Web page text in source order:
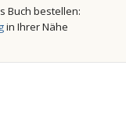
Buch bestellen:
in Ihrer Nähe